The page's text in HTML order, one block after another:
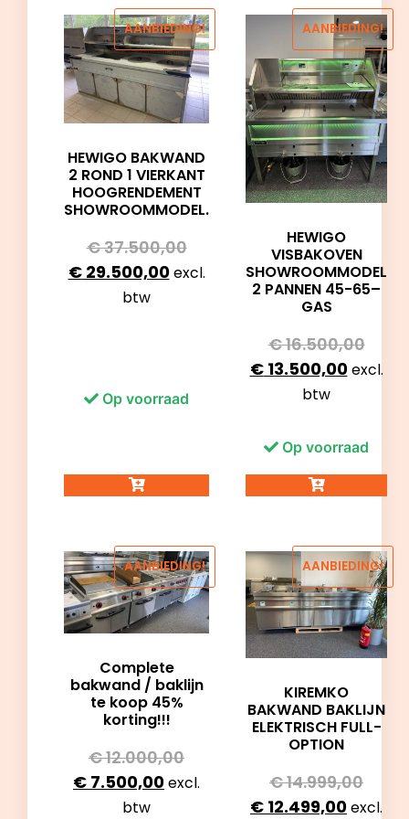
AANBIEDING!
HEWIGO BAKWAND
2 ROND 1 VIERKANT
HOOGRENDEMENT
SHOWROOMMODEL.
€37.500,00
€29.500,00excl.
btw
Op voorraad
AANBIEDING!
HEWIGO
VISBAKOVEN
SHOWROOMMODEL
2 PANNEN 45-65–
GAS
€16.500,00
€13.500,00excl.
btw
Op voorraad
AANBIEDING!
Complete
bakwand / baklijn
te koop 45%
korting!!!
€12.000,00
€ 7.500,00excl.
btw
AANBIEDING!
KIREMKO
BAKWAND BAKLIJN
ELEKTRISCH FULL-
OPTION
€14.999,00
€ 12.499,00excl.